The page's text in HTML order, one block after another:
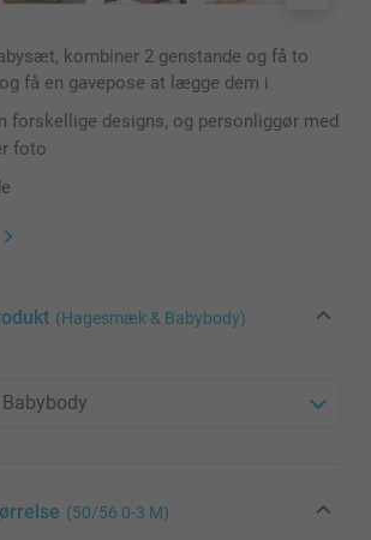
kombiner 2 genstande og få to
få en gavepose at lægge dem i
forskellige designs, og personliggør med
foto
(Hagesmæk & Babybody)
(50/56 0-3 M)